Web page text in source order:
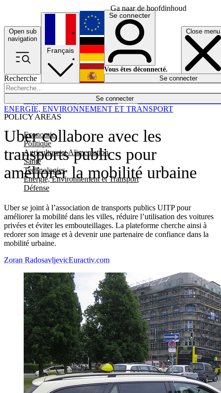
Ga naar de hoofdinhoud
Open sub
navigation
Close menu
Recherche
Se connecter
POLICY AREAS
Economie
Politique
Agriculture et Alimentation
Santé
Technologies
Energie, Environnement et Transport
Défense
Économie
Français
English
Deutsch
Español
Se connecter
Vous êtes déconnecté.
Se connecter
Uber collabore avec les
transports publics pour
améliorer la mobilité urbaine
Uber se joint à l’association de transports publics UITP pour
améliorer la mobilité dans les villes, réduire l’utilisation des voitures
privées et éviter les embouteillages. La plateforme cherche ainsi à
redorer son image et à devenir une partenaire de confiance dans la
mobilité urbaine.
ENERGIE, ENVIRONNEMENT ET TRANSPORT
Zoran RadosavljevicEuractiv.com